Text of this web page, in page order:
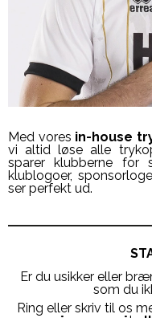
Med vores in-house
vi altid løse alle
sparer klubberne for
klublogoer,
ser perfekt ud.
Er du usikker eller
som du
Ring eller skriv til os